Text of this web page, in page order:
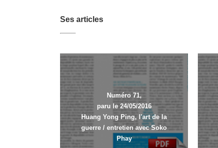
Ses articles
Numéro 71,
paru le 24/05/2016
Huang Yong Ping, l'art de la
guerre / entretien avec Soko
Phay